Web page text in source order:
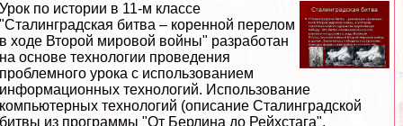
Урок по истории в 11-м классе
"Сталинградская битва – коренной перелом
в ходе Второй мировой войны" разработан
на основе технологии проведения
проблемного урока с использованием
информационных технологий. Использование
компьютерных технологий (описание Сталинградской
битвы из программы "От Берлина до Рейхстага",